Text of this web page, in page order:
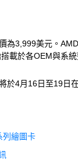
為3,999美元。
載於各OEM與系統
於4月16日至19日
列繪圖卡